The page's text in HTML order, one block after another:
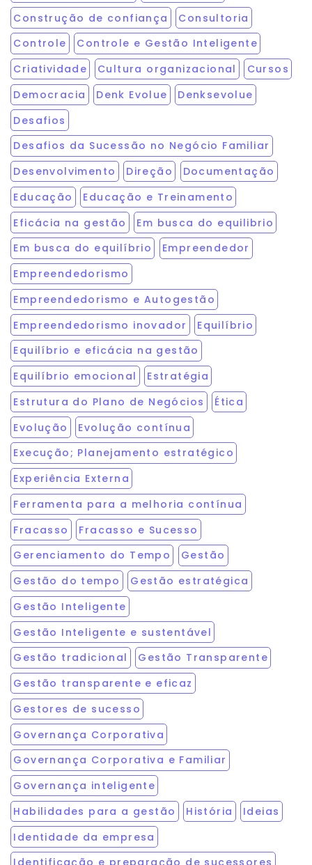
Construção de confiança
Consultoria
Controle
Controle e Gestão Inteligente
Criatividade
Cultura organizacional
Cursos
Democracia
Denk Evolue
Denksevolue
Desafios
Desafios da Sucessão no Negócio Familiar
Desenvolvimento
Direção
Documentação
Educação
Educação e Treinamento
Eficácia na gestão
Em busca do equilibrio
Em busca do equilíbrio
Empreendedor
Empreendedorismo
Empreendedorismo e Autogestão
Empreendedorismo inovador
Equilíbrio
Equilíbrio e eficácia na gestão
Equilíbrio emocional
Estratégia
Estrutura do Plano de Negócios
Ética
Evolução
Evolução contínua
Execução; Planejamento estratégico
Experiência Externa
Ferramenta para a melhoria contínua
Fracasso
Fracasso e Sucesso
Gerenciamento do Tempo
Gestão
Gestão do tempo
Gestão estratégica
Gestão Inteligente
Gestão Inteligente e sustentável
Gestão tradicional
Gestão Transparente
Gestão transparente e eficaz
Gestores de sucesso
Governança Corporativa
Governança Corporativa e Familiar
Governança inteligente
Habilidades para a gestão
História
Ideias
Identidade da empresa